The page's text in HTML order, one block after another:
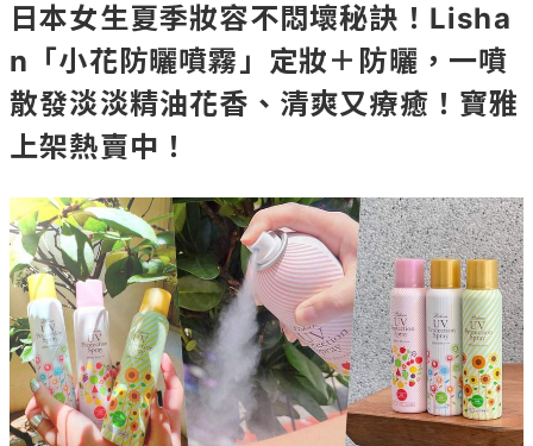
日本女生夏季妝容不悶壞秘訣！Lisha
n「小花防曬噴霧」定妝＋防曬，一噴
散發淡淡精油花香、清爽又療癒！寶雅
上架熱賣中！